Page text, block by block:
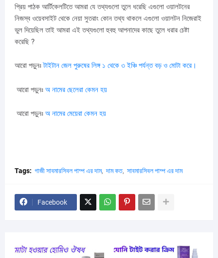
প্রিয় পাঠক আর্টিকেলটিতে আমরা যে তথ্যগুলো তুলে ধরেছি এগুলো ওয়ালটনের
নিজস্ব ওয়েবসাইট থেকে নেয়া সুতরাং কোন তথ্য থাকলে এগুলো ওয়ালটন নিজেরাই
ভুল দিয়েছিল তাই আমরা এই তথ্যগুলো হুবহু আপনাদের কাছে তুলে ধরার চেষ্টা
করেছি ?
আরো পড়ুনঃটাইটান জেল পুরুষের লিঙ্গ ১ থেকে ৩ ইঞ্চি পর্যন্ত বড় ও মোটা করে।
আরো পড়ুনঃ অ নামের ছেলেরা কেমন হয়
আরো পড়ুনঃ অ নামের মেয়েরা কেমন হয়
Tags: গাজী সাবমারসিবল পাম্প এর দাম দাম কত সাবমারসিবল পাম্প এর দাম
Facebook